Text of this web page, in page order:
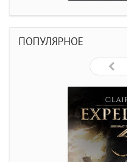
ПОПУЛЯРНОЕ